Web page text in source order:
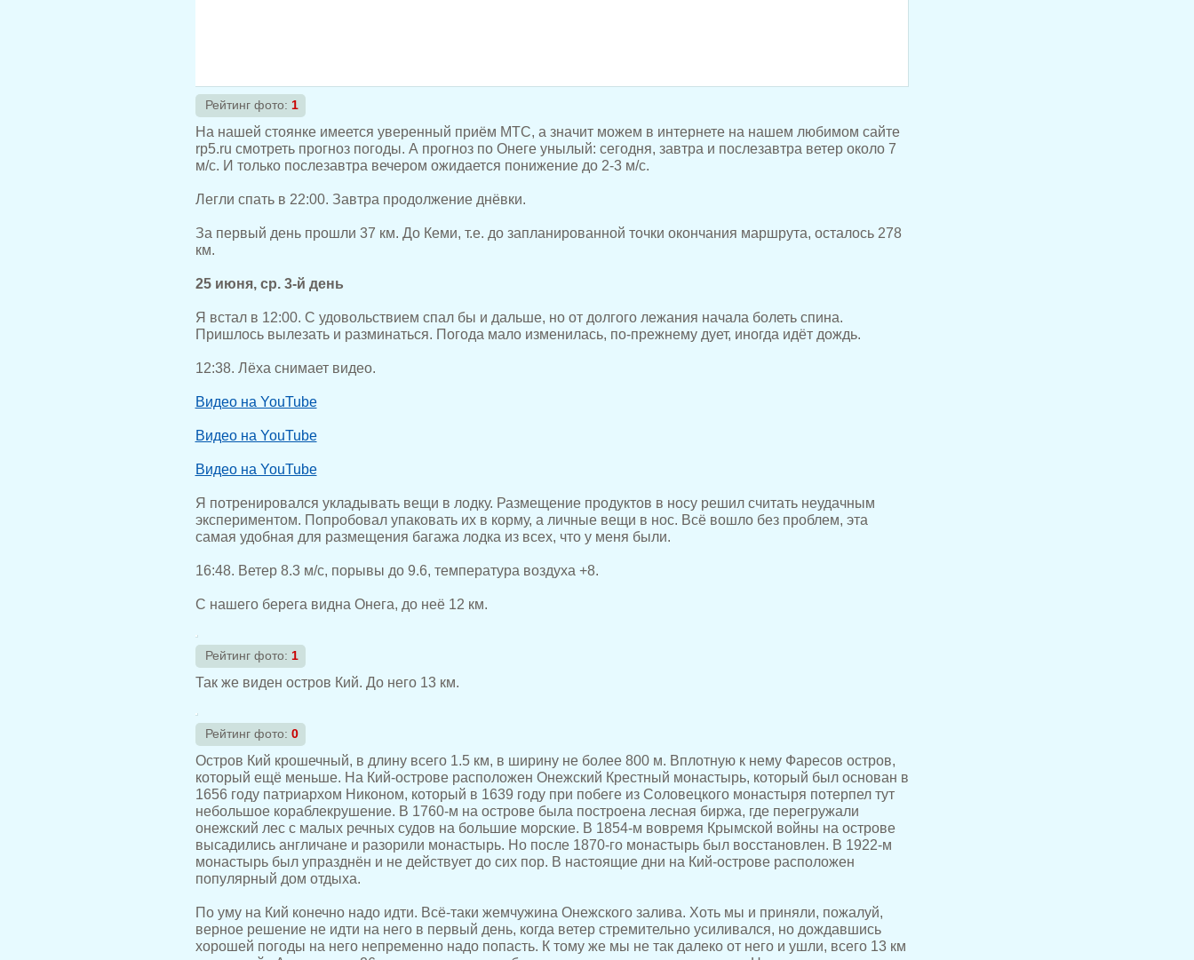
Рейтинг фото: 1
На нашей стоянке имеется уверенный приём МТС, а значит можем в интернете на нашем любимом сайте
rp5.ru смотреть прогноз погоды. А прогноз по Онеге унылый: сегодня, завтра и послезавтра ветер около 7
м/с. И только послезавтра вечером ожидается понижение до 2-3 м/с.
Легли спать в 22:00. Завтра продолжение днёвки.
За первый день прошли 37 км. До Кеми, т.е. до запланированной точки окончания маршрута, осталось 278
км.
25 июня, ср. 3-й день
Я встал в 12:00. С удовольствием спал бы и дальше, но от долгого лежания начала болеть спина.
Пришлось вылезать и разминаться. Погода мало изменилась, по-прежнему дует, иногда идёт дождь.
12:38. Лёха снимает видео.
Видео на YouTube
Видео на YouTube
Видео на YouTube
Я потренировался укладывать вещи в лодку. Размещение продуктов в носу решил считать неудачным
экспериментом. Попробовал упаковать их в корму, а личные вещи в нос. Всё вошло без проблем, эта
самая удобная для размещения багажа лодка из всех, что у меня были.
16:48. Ветер 8.3 м/с, порывы до 9.6, температура воздуха +8.
С нашего берега видна Онега, до неё 12 км.
Рейтинг фото: 1
Так же виден остров Кий. До него 13 км.
Рейтинг фото: 0
Остров Кий крошечный, в длину всего 1.5 км, в ширину не более 800 м. Вплотную к нему Фаресов остров,
который ещё меньше. На Кий-острове расположен Онежский Крестный монастырь, который был основан в
1656 году патриархом Никоном, который в 1639 году при побеге из Соловецкого монастыря потерпел тут
небольшое кораблекрушение. В 1760-м на острове была построена лесная биржа, где перегружали
онежский лес с малых речных судов на большие морские. В 1854-м вовремя Крымской войны на острове
высадились англичане и разорили монастырь. Но после 1870-го монастырь был восстановлен. В 1922-м
монастырь был упразднён и не действует до сих пор. В настоящие дни на Кий-острове расположен
популярный дом отдыха.
По уму на Кий конечно надо идти. Всё-таки жемчужина Онежского залива. Хоть мы и приняли, пожалуй,
верное решение не идти на него в первый день, когда ветер стремительно усиливался, но дождавшись
хорошей погоды на него непременно надо попасть. К тому же мы не так далеко от него и ушли, всего 13 км